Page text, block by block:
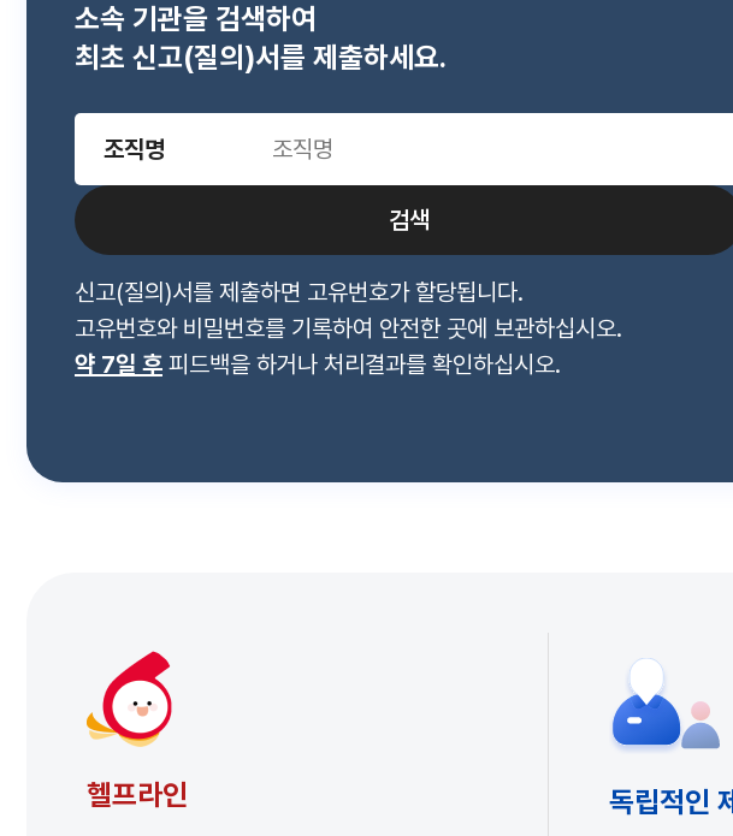
신고 & 처리결과 헬프라인 안내
소속 기관을 검색하여
최초 신고(질의)서를 제출하세요.
조직명
검색
신고(질의)서를 제출하면 고유번호가 할당됩니다.
고유번호와 비밀번호를 기록하여 안전한 곳에 보관하십시오.
약 7일 후 피드백을 하거나 처리결과를 확인하십시오.
헬프라인
독립적인